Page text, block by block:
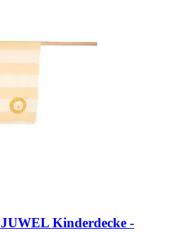
JUWEL Kinderdecke -​